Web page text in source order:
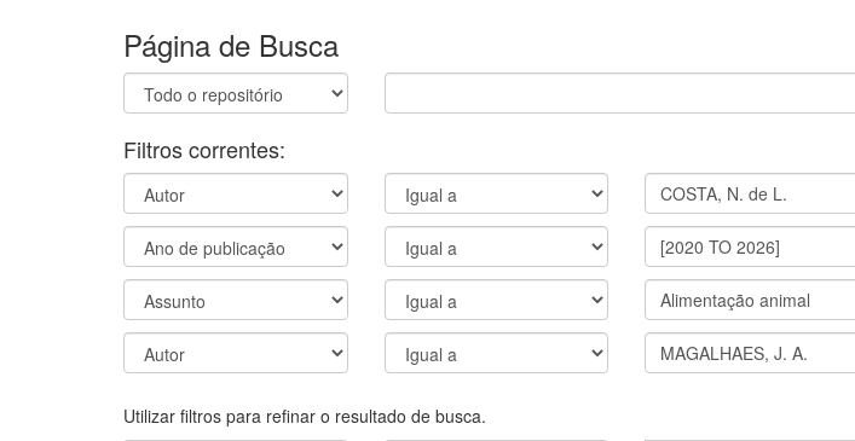
Página de Busca
Filtros correntes:
Utilizar filtros para refinar o resultado de busca.